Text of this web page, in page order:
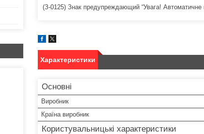
(З-0125) Знак предупреждающий “Увага! Автоматичне
Характеристики
Основні
Виробник
Країна виробник
Користувальницькі характеристики